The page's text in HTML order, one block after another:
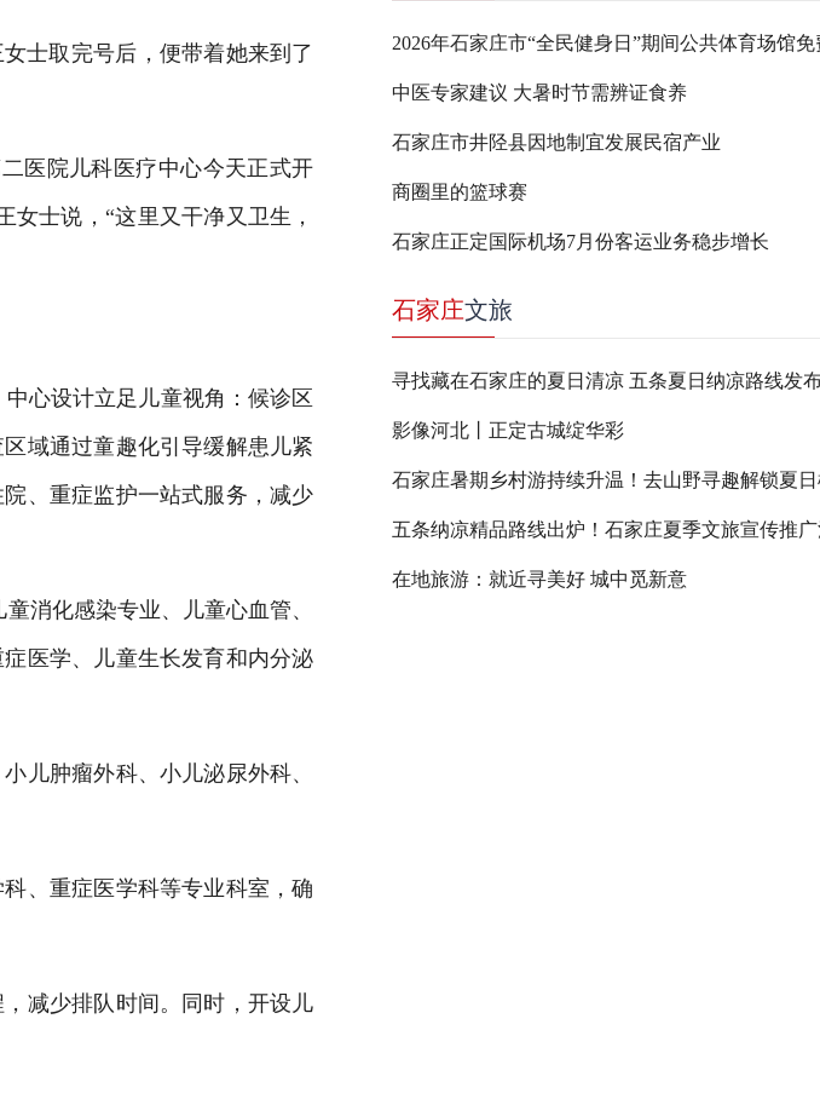
士取完号后，便带着她来到了
医院儿科医疗中心今天正式开
士说，“这里又干净又卫生，
心设计立足儿童视角：候诊区
域通过童趣化引导缓解患儿紧
、重症监护一站式服务，减少
消化感染专业、儿童心血管、
医学、儿童生长发育和内分泌
肿瘤外科、小儿泌尿外科、
、重症医学科等专业科室，确
减少排队时间。同时，开设儿
2026年石家庄市“全民健身日”期间公共体育场馆
中医专家建议 大暑时节需辨证食养
石家庄市井陉县因地制宜发展民宿产业
商圈里的篮球赛
石家庄正定国际机场7月份客运业务稳步增长
石家庄文旅
寻找藏在石家庄的夏日清凉 五条夏日纳凉路线发
影像河北丨正定古城绽华彩
五条纳凉精品路线出炉！石家庄夏季文旅宣传推
在地旅游：就近寻美好 城中觅新意